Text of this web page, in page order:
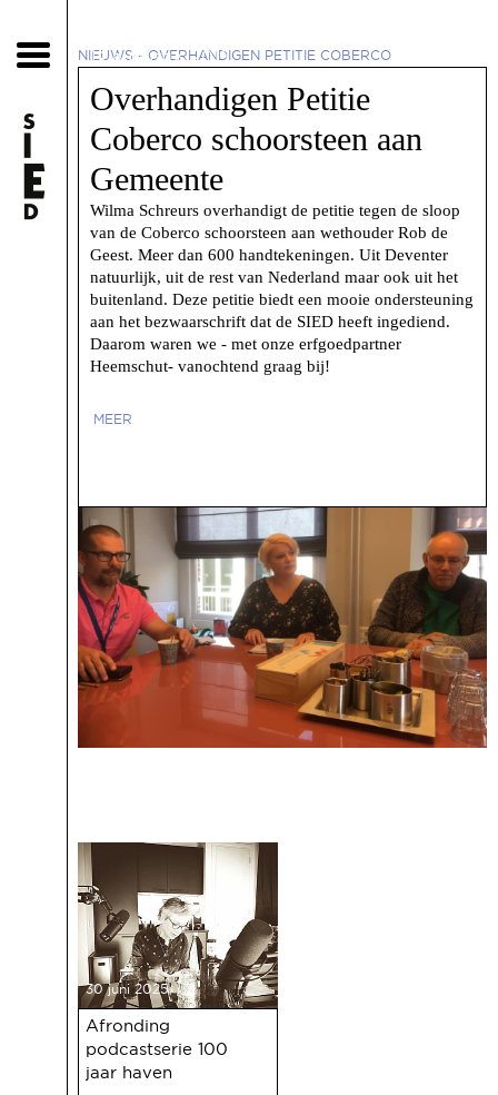
NIEUWS - OVERHANDIGEN PETITIE COBERCO
14 augustus 2019
Overhandigen Petitie
Coberco schoorsteen aan
Gemeente
Wilma Schreurs overhandigt de petitie tegen de sloop
van de Coberco schoorsteen aan wethouder Rob de
Geest. Meer dan 600 handtekeningen. Uit Deventer
natuurlijk, uit de rest van Nederland maar ook uit het
buitenland. Deze petitie biedt een mooie ondersteuning
aan het bezwaarschrift dat de SIED heeft ingediend.
Daarom waren we - met onze erfgoedpartner
Heemschut- vanochtend graag bij!
MEER
30 juni 2025
Afronding
podcastserie 100
jaar haven